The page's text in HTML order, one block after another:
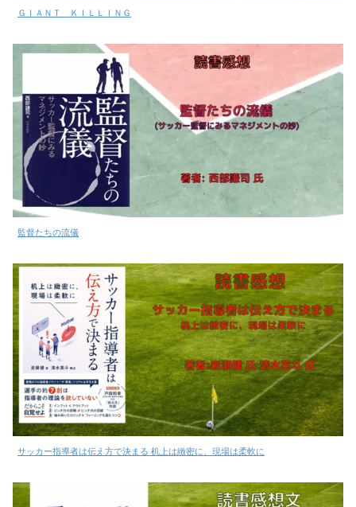
ＧＩＡＮＴ ＫＩＬＬＩＮＧ
監督たちの流儀
サッカー指導者は伝え方で決まる 机上は緻密に、現場は柔軟に